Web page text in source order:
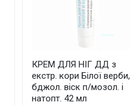
КРЕМ ДЛЯ НІГ ДД з
екстр. кори Білої верби,
бджол. віск п/мозол. і
натопт. 42 мл